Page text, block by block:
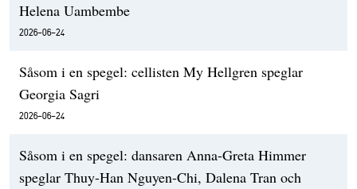
Helena Uambembe
2026-06-24
Såsom i en spegel: cellisten My Hellgren speglar
Georgia Sagri
2026-06-24
Såsom i en spegel: dansaren Anna-Greta Himmer
speglar Thuy-Han Nguyen-Chi, Dalena Tran och